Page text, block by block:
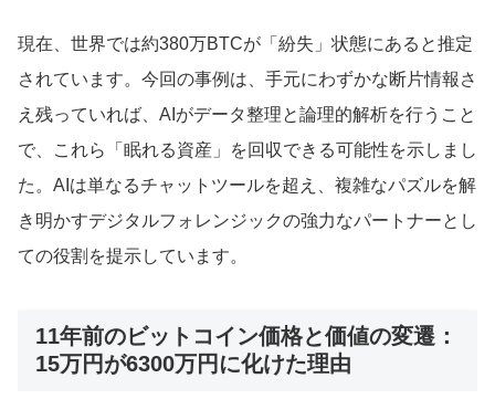
現在、世界では約380万BTCが「紛失」状態にあると推定
されています。今回の事例は、手元にわずかな断片情報さ
え残っていれば、AIがデータ整理と論理的解析を行うこと
で、これら「眠れる資産」を回収できる可能性を示しまし
た。AIは単なるチャットツールを超え、複雑なパズルを解
き明かすデジタルフォレンジックの強力なパートナーとし
ての役割を提示しています。
11年前のビットコイン価格と価値の変遷：
15万円が6300万円に化けた理由